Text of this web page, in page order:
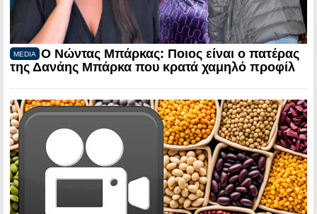
MEDIA
Ο Νώντας Μπάρκας: Ποιος είναι ο πατέρας
της Δανάης Μπάρκα που κρατά χαμηλό προφίλ